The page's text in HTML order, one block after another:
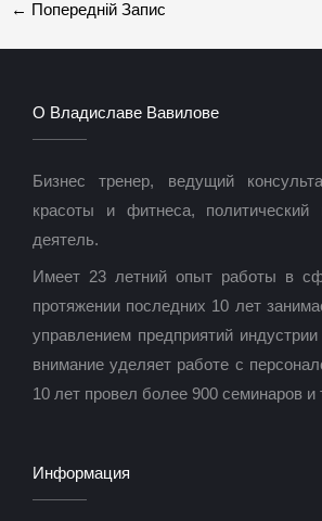
← Попередній Запис
О Владиславе Вавилове
Бизнес тренер, ведущий
красоты и фитнеса,
деятель.
Имеет 23 летний опыт работы в
протяжении последних 10 лет
управлением предприятий
внимание уделяет работе с
10 лет провел более 900 семинаров и
Информация